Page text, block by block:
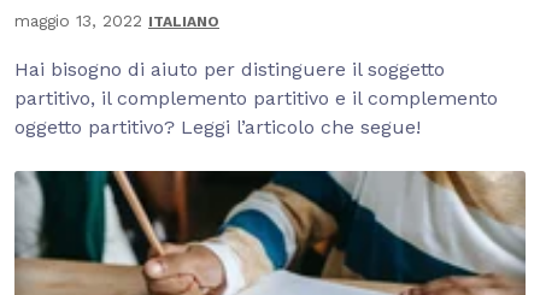
maggio 13, 2022 ITALIANO
Hai bisogno di aiuto per distinguere il soggetto
partitivo, il complemento partitivo e il complemento
oggetto partitivo? Leggi l’articolo che segue!